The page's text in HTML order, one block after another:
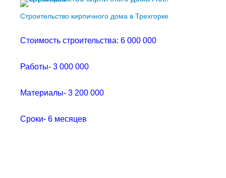
Строительство кирпичного дома в Трехгорке
Стоимость строительства: 6 000 000
Работы- 3 000 000
Материалы- 3 200 000
Сроки- 6 месяцев